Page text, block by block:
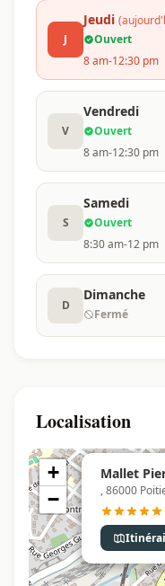
J
Jeudi
Ouvert
8 am-12:30 pm
V
Vendredi
Ouvert
8 am-12:30 pm
S
Samedi
Ouvert
8:30 am-12 pm
D
Dimanche
Fermé
Localisation
Mallet
, 86000
+
−